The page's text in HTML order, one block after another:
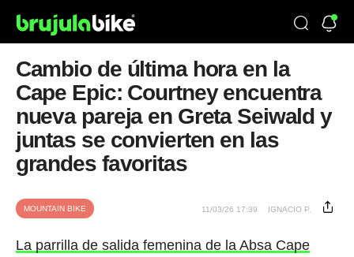
Cambio de última hora en la
Cape Epic: Courtney encuentra
nueva pareja en Greta Seiwald y
juntas se convierten en las
grandes favoritas
MOUNTAIN BIKE 11/03/26 17:39 IGNACIO P.
La parrilla de salida femenina de la Absa Cape